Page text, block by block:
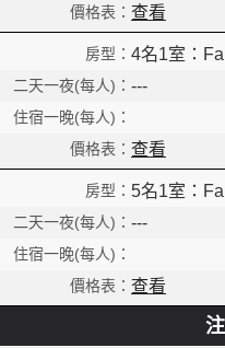
查看
4名1室：
---
查看
5名1室：
---
查看